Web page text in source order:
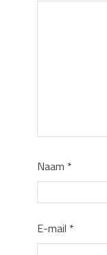
Naam *
E-mail *